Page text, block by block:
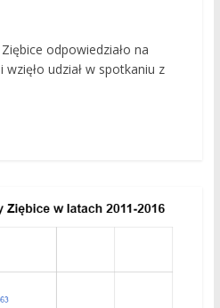
odpowiedziało na
wzięło udział w spotkaniu z